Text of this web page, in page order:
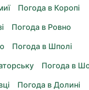
Погода в Коропі
Погода в Ровно
Погода в Шполі
Погода в
Погода в Долині